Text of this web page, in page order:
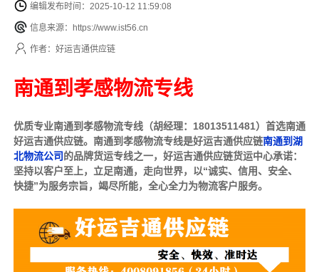
编辑发布时间：2025-10-12 11:59:08
信息来源：https://www.ist56.cn
作者：好运吉通供应链
南通到孝感物流专线
优质专业南通到孝感物流专线（胡经理：18013511481）首选南通
好运吉通供应链。南通到孝感物流专线是好运吉通供应链南通到湖
北物流公司的品牌货运专线之一，好运吉通供应链货运中心承诺：
坚持以客户至上，立足南通，走向世界，以“诚实、信用、安全、
快捷”为服务宗旨，竭尽所能，全心全力为物流客户服务。